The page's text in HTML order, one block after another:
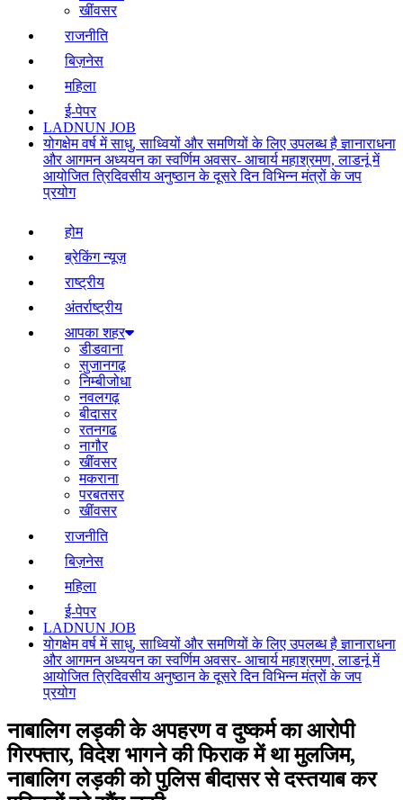
खींवसर
राजनीति
बिज़नेस
महिला
ई-पेपर
LADNUN JOB
योगक्षेम वर्ष में साधु, साध्वियों और समणियों के लिए उपलब्ध है ज्ञानाराधना
और आगमन अध्ययन का स्वर्णिम अवसर- आचार्य महाश्रमण, लाडनूं में
आयोजित त्रिदिवसीय अनुष्ठान के दूसरे दिन विभिन्न मंत्रों के जप
प्रयोग
होम
ब्रेकिंग न्यूज़
राष्ट्रीय
अंतर्राष्ट्रीय
आपका शहर
डीडवाना
सुजानगढ़
निम्बीजोधा
नवलगढ़
बीदासर
रतनगढ
नागौर
खींवसर
मकराना
परबतसर
खींवसर
राजनीति
बिज़नेस
महिला
ई-पेपर
LADNUN JOB
योगक्षेम वर्ष में साधु, साध्वियों और समणियों के लिए उपलब्ध है ज्ञानाराधना
और आगमन अध्ययन का स्वर्णिम अवसर- आचार्य महाश्रमण, लाडनूं में
आयोजित त्रिदिवसीय अनुष्ठान के दूसरे दिन विभिन्न मंत्रों के जप
प्रयोग
नाबालिग लड़की के अपहरण व दुष्कर्म का आरोपी
गिरफ्तार, विदेश भागने की फिराक में था मुलजिम,
नाबालिग लड़की को पुलिस बीदासर से दस्तयाब कर